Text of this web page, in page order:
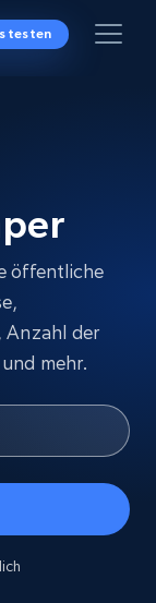
testen
öffentliche
Anzahl der
mehr.